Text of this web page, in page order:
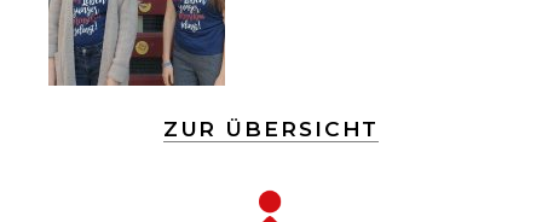
ZUR ÜBERSICHT